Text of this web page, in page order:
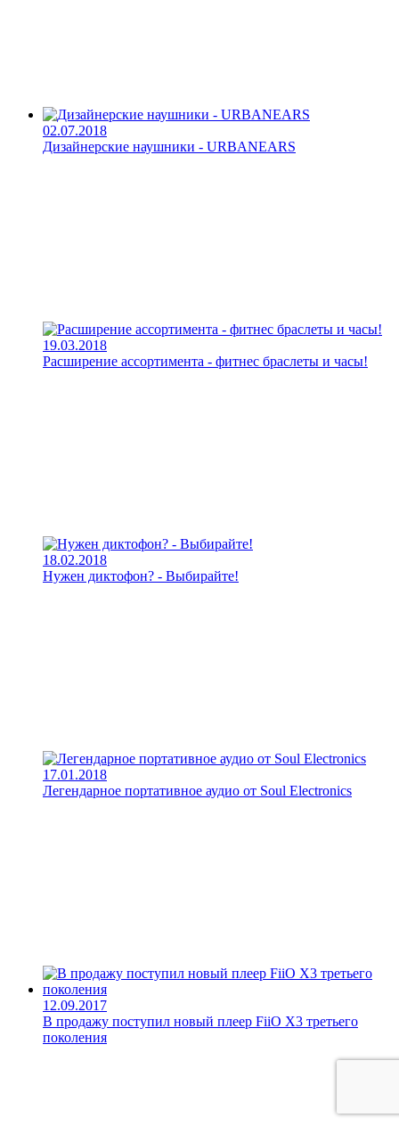
02.07.2018
Дизайнерские наушники - URBANEARS
19.03.2018
Расширение ассортимента - фитнес браслеты и часы!
18.02.2018
Нужен диктофон? - Выбирайте!
17.01.2018
Легендарное портативное аудио от Soul Electronics
12.09.2017
В продажу поступил новый плеер FiiO X3 третьего
поколения